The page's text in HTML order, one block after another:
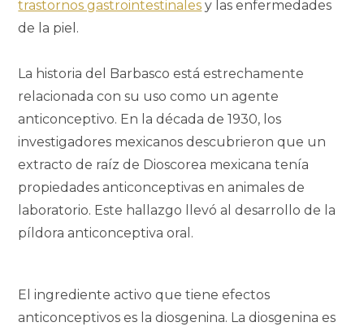
trastornos gastrointestinales y las enfermedades
de la piel.
La historia del Barbasco está estrechamente
relacionada con su uso como un agente
anticonceptivo. En la década de 1930, los
investigadores mexicanos descubrieron que un
extracto de raíz de Dioscorea mexicana tenía
propiedades anticonceptivas en animales de
laboratorio. Este hallazgo llevó al desarrollo de la
píldora anticonceptiva oral.
El ingrediente activo que tiene efectos
anticonceptivos es la diosgenina. La diosgenina es